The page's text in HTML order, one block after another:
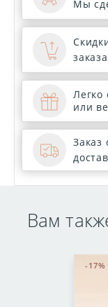
Мы
Легко
или
Заказ
Вам
-17%